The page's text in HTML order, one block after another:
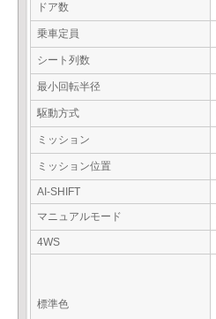
ドア数
乗車定員
シート列数
最小回転半径
駆動方式
ミッション
ミッション位置
AI-SHIFT
マニュアルモード
4WS
標準色